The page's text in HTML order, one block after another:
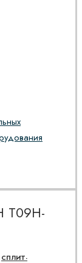
T09H-
СПЛИТ-